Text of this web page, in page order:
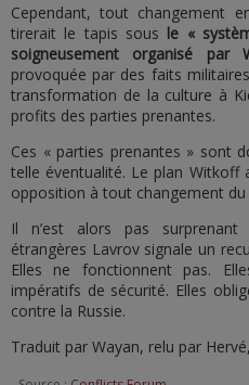
Cependant, tout changement
tirerait le tapis sous le «
soigneusement organisé par
provoquée par des faits
transformation de la culture à
profits des parties prenantes.
Ces « parties prenantes » sont
telle éventualité. Le plan
opposition à tout changement
Il n’est alors pas
étrangères Lavrov signale un
Elles ne fonctionnent pas.
impératifs de sécurité. Elles
contre la Russie.
Traduit par Wayan, relu par